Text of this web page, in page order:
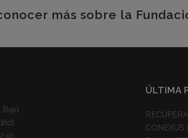
más sobre la
Bajo
91
ÚLTIMA
CONEXUS